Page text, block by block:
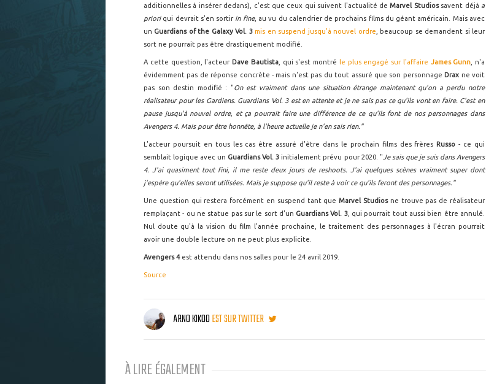
additionnelles à insérer dedans), c'est que ceux qui suivent l'actualité deMarvel Studios savent déjà a
priori qui devrait s'en sortir in fine, au vu du calendrier de prochains films du géant américain. Mais avec
un Guardians of the Galaxy Vol. 3 mis en suspend jusqu'à nouvel ordre , beaucoup se demandent si leur
sort ne pourrait pas être drastiquement modifié.
A cette question, l'acteur Dave Bautista, qui s'est montré le plus engagé sur l'affaire James Gunn , n'a
évidemment pas de réponse concrète - mais n'est pas du tout assuré que son personnage Drax ne voit
pas son destin modifié : "On est vraiment dans une situation étrange maintenant qu'on a perdu notre
réalisateur pour les Gardiens. Guardians Vol. 3 est en attente et je ne sais pas ce qu'ils vont en faire. C'est en
pause jusqu'à nouvel ordre, et ça pourrait faire une différence de ce qu'ils font de nos personnages dans
Avengers 4. Mais pour être honnête, à l'heure actuelle je n'en sais rien."
L'acteur poursuit en tous les cas être assuré d'être dans le prochain films des frères Russo - ce qui
semblait logique avec un Guardians Vol. 3initialement prévu pour 2020. " Je sais que je suis dans Avengers
4. J'ai quasiment tout fini, il me reste deux jours de reshoots. J'ai quelques scènes vraiment super dont
j'espère qu'elles seront utilisées. Mais je suppose qu'il reste à voir ce qu'ils feront des personnages."
Une question qui restera forcément en suspend tant queMarvel Studios ne trouve pas de réalisateur
remplaçant - ou ne statue pas sur le sort d'un Guardians Vol. 3, qui pourrait tout aussi bien être annulé.
Nul doute qu'à la vision du film l'année prochaine, le traitement des personnages à l'écran pourrait
avoir une double lecture on ne peut plus explicite.
Avengers 4 est attendu dans nos salles pour le 24 avril 2019.
Source
ARNO KIKOOEST SUR TWITTER
À LIRE ÉGALEMENT